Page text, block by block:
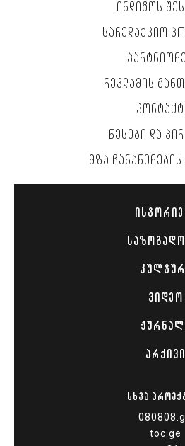
ᲘᲜᲓᲘᲒᲝᲡ
ᲡᲐᲠᲔᲓᲐᲥᲪᲘᲝ
ᲠᲔᲙᲚᲐᲛᲘᲡ
ᲬᲔᲡᲔᲑᲘ ᲓᲐ
ᲛᲖᲐ
ᲕᲘᲓᲔᲝ
ᲐᲠᲥᲘᲕᲘ
ᲡᲮᲕᲐ
toc.ge